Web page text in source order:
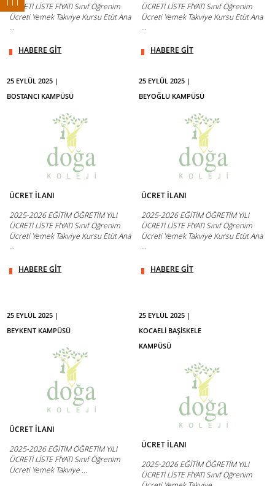
ÜCRETİ LİSTE FİYATI Sınıf Öğrenim
Ücreti Yemek Takviye Kursu Etüt Ana
...
HABERE GİT
ÜCRETİ LİSTE FİYATI Sınıf Öğrenim
Ücreti Yemek Takviye Kursu Etüt Ana
...
HABERE GİT
25 EYLÜL 2025 |
BOSTANCI KAMPÜSÜ
ÜCRET İLANI
2025-2026 EĞİTİM ÖĞRETİM YILI
ÜCRETİ LİSTE FİYATI Sınıf Öğrenim
Ücreti Yemek Takviye Kursu Etüt Ana
...
HABERE GİT
25 EYLÜL 2025 |
BEYOĞLU KAMPÜSÜ
ÜCRET İLANI
2025-2026 EĞİTİM ÖĞRETİM YILI
ÜCRETİ LİSTE FİYATI Sınıf Öğrenim
Ücreti Yemek Takviye Kursu Etüt Ana
...
HABERE GİT
25 EYLÜL 2025 |
BEYKENT KAMPÜSÜ
ÜCRET İLANI
2025-2026 EĞİTİM ÖĞRETİM YILI
ÜCRETİ LİSTE FİYATI Sınıf Öğrenim
Ücreti Yemek Takviye ...
25 EYLÜL 2025 |
KOCAELİ BAŞİSKELE
KAMPÜSÜ
ÜCRET İLANI
2025-2026 EĞİTİM ÖĞRETİM YILI
ÜCRETİ LİSTE FİYATI Sınıf Öğrenim